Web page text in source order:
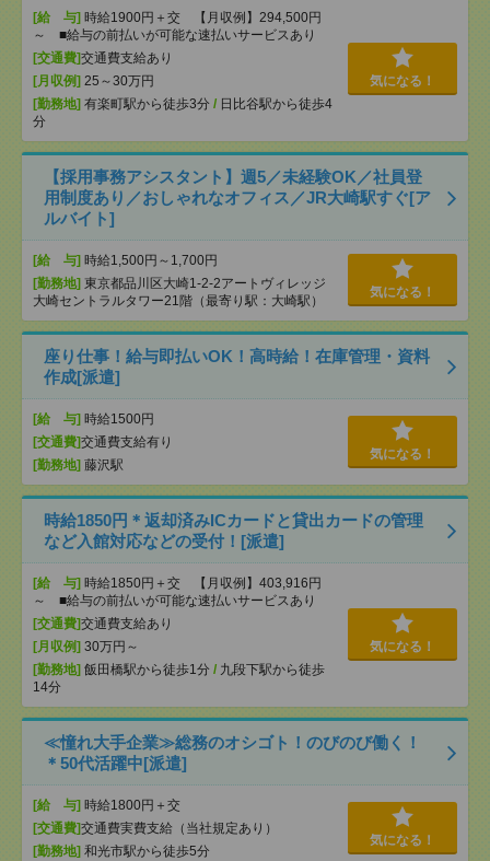
[給 与] 時給1900円＋交 【月収例】294,500円
～ ■給与の前払いが可能な速払いサービスあり
[交通費]交通費支給あり
[月収例] 25～30万円
[勤務地] 有楽町駅から徒歩3分 / 日比谷駅から徒歩4
分
気になる！
【採用事務アシスタント】週5／未経験OK／社員登
用制度あり／おしゃれなオフィス／JR大崎駅すぐ[ア
ルバイト]
[給 与] 時給1,500円～1,700円
[勤務地] 東京都品川区大崎1-2-2アートヴィレッジ
大崎セントラルタワー21階（最寄り駅：大崎駅）
気になる！
座り仕事！給与即払いOK！高時給！在庫管理・資料
作成[派遣]
[給 与] 時給1500円
[交通費]交通費支給有り
[勤務地] 藤沢駅
気になる！
時給1850円＊返却済みICカードと貸出カードの管理
など入館対応などの受付！[派遣]
[給 与] 時給1850円＋交 【月収例】403,916円
～ ■給与の前払いが可能な速払いサービスあり
[交通費]交通費支給あり
[月収例] 30万円～
[勤務地] 飯田橋駅から徒歩1分 / 九段下駅から徒歩
14分
気になる！
≪憧れ大手企業≫総務のオシゴト！のびのび働く！
＊50代活躍中[派遣]
[給 与] 時給1800円＋交
[交通費]交通費実費支給（当社規定あり）
[勤務地] 和光市駅から徒歩5分
気になる！